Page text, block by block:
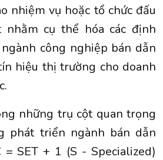
nhiệm vụ hoặc tổ chức đấu
cụ thể hóa các định
công nghiệp bán dẫn
hiệu thị trường cho doanh
những trụ cột quan trọng
phát triển ngành bán dẫn
SET + 1 (S - Specialized)